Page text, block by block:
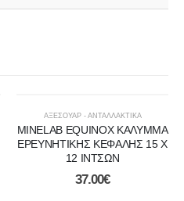
ΑΞΕΣΟΥΑΡ - ΑΝΤΑΛΛΑΚΤΙΚΑ
MINELAB EQUINOX ΚΑΛΥΜΜΑ
ΕΡΕΥΝΗΤΙΚΗΣ ΚΕΦΑΛΗΣ 15 Χ
12 ΙΝΤΣΩΝ
37.00€